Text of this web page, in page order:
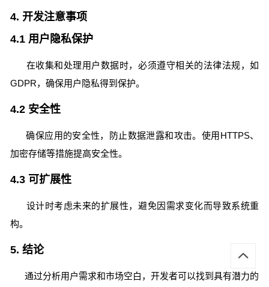
4. 开发注意事项
4.1 用户隐私保护
在收集和处理用户数据时，必须遵守相关的法律法规，如
GDPR，确保用户隐私得到保护。
4.2 安全性
确保应用的安全性，防止数据泄露和攻击。使用HTTPS、
加密存储等措施提高安全性。
4.3 可扩展性
设计时考虑未来的扩展性，避免因需求变化而导致系统重
构。
5. 结论
通过分析用户需求和市场空白，开发者可以找到具有潜力的